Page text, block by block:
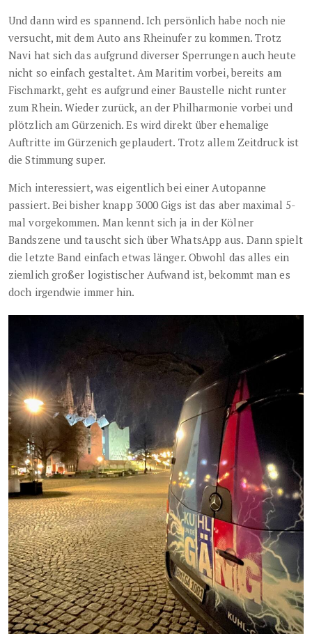
Und dann wird es spannend. Ich persönlich habe noch nie
versucht, mit dem Auto ans Rheinufer zu kommen. Trotz
Navi hat sich das aufgrund diverser Sperrungen auch heute
nicht so einfach gestaltet. Am Maritim vorbei, bereits am
Fischmarkt, geht es aufgrund einer Baustelle nicht runter
zum Rhein. Wieder zurück, an der Philharmonie vorbei und
plötzlich am Gürzenich. Es wird direkt über ehemalige
Auftritte im Gürzenich geplaudert. Trotz allem Zeitdruck ist
die Stimmung super.
Mich interessiert, was eigentlich bei einer Autopanne
passiert. Bei bisher knapp 3000 Gigs ist das aber maximal 5-
mal vorgekommen. Man kennt sich ja in der Kölner
Bandszene und tauscht sich über WhatsApp aus. Dann spielt
die letzte Band einfach etwas länger. Obwohl das alles ein
ziemlich großer logistischer Aufwand ist, bekommt man es
doch irgendwie immer hin.